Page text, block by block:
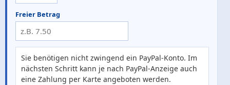
Freier Betrag
Sie benötigen nicht zwingend ein PayPal-Konto. Im
nächsten Schritt kann je nach PayPal-Anzeige auch
eine Zahlung per Karte angeboten werden.